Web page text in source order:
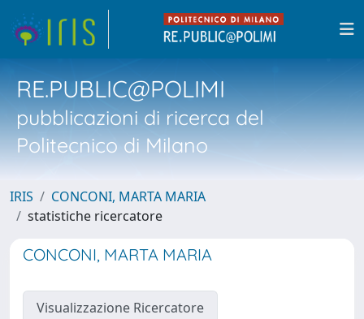
RE.PUBLIC@POLIMI
pubblicazioni di ricerca del
Politecnico di Milano
IRIS
CONCONI, MARTA MARIA
statistiche ricercatore
CONCONI, MARTA MARIA
Visualizzazione Ricercatore